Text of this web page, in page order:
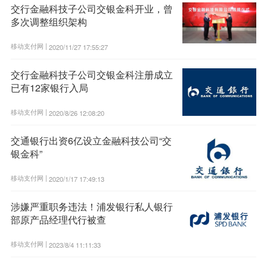
交行金融科技子公司交银金科开业，曾
多次调整组织架构
移动支付网 | 2020/11/27 17:55:27
交行金融科技子公司交银金科注册成立
已有12家银行入局
移动支付网 | 2020/8/26 12:08:20
交通银行出资6亿设立金融科技公司“交
银金科”
移动支付网 | 2020/1/17 17:49:13
涉嫌严重职务违法！浦发银行私人银行
部原产品经理代行被查
移动支付网 | 2023/8/4 11:11:33